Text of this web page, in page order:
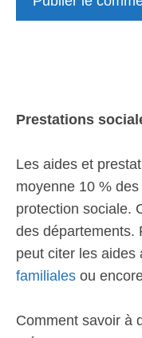
Prestations
Les aides et
moyenne 10 %
protection sociale.
des départements.
peut citer les aides
familiales ou
Comment savoir à